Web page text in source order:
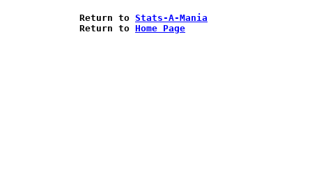
Return to Stats-A-Mania
Return to Home Page